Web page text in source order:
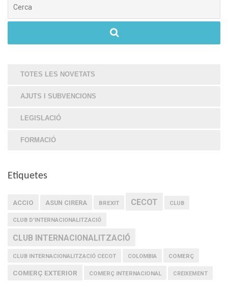
TOTES LES NOVETATS
AJUTS I SUBVENCIONS
LEGISLACIÓ
FORMACIÓ
Etiquetes
ACCIO ASUN CIRERA BREXIT CECOT CLUB
CLUB D'INTERNACIONALITZACIÓ
CLUB INTERNACIONALITZACIÓ
CLUB INTERNACIONALITZACIÓ CECOT COLOMBIA COMERÇ
COMERÇ EXTERIOR COMERÇ INTERNACIONAL CREIXEMENT